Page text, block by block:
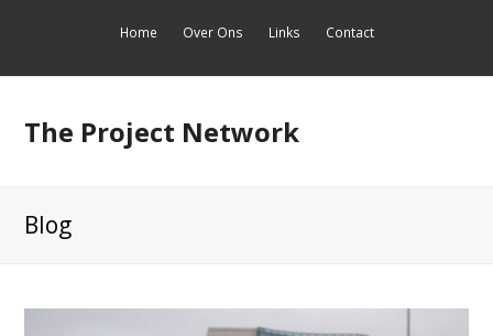
Home Over Ons Links Contact
The Project Network
Blog